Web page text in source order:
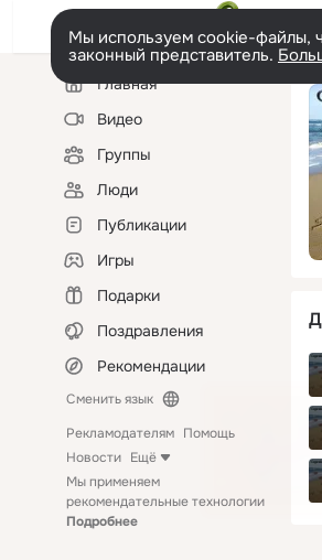
Мы используем cookie-файлы,
законный представитель.
Левая
колонкаГлавная
Видео
Группы
Люди
Публикации
Игры
Подарки
Поздравления
Рекомендации
Сменить язык
Рекламодателям Помощь
Новости Ещё
Мы применяем
рекомендательные технологии
Подробнее